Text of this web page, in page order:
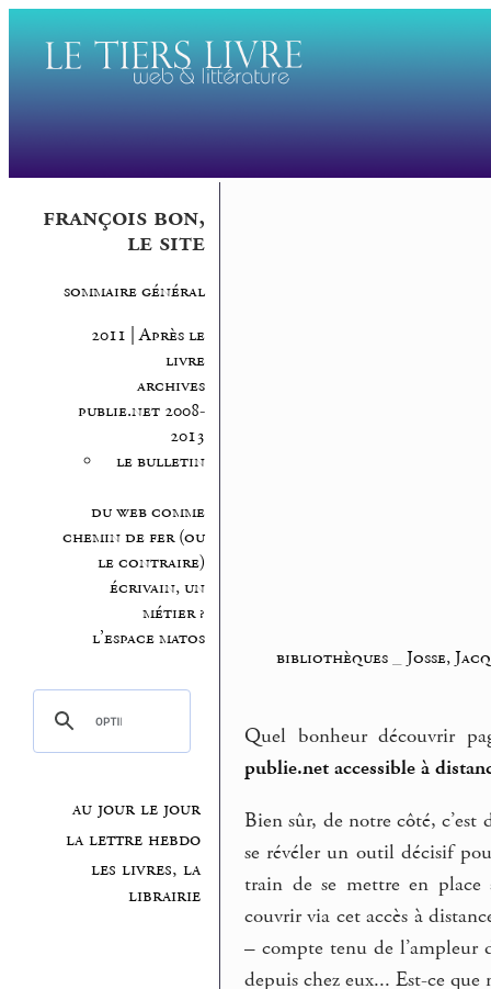
françois bon,
le site
sommaire général
2011 | Après le
livre
archives
publie.net 2008-
2013
le bulletin
du web comme
chemin de fer (ou
le contraire)
écrivain, un
métier ?
l’espace matos
au jour le jour
la lettre hebdo
les livres, la
librairie
bibliothèques_ Josse,
Quel bonheur découvrir
publie.net accessible à
Bien sûr, de notre côté,
se révéler un outil décisif
train de se mettre en place
couvrir via cet accès à
– compte tenu de l’ampleur
depuis chez eux... Est-ce que